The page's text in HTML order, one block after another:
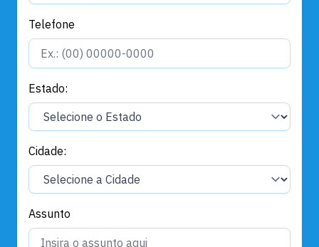
Telefone
Estado:
Cidade:
Assunto